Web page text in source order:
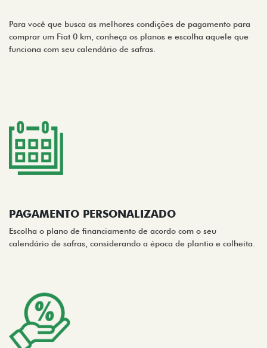
Para você que busca as melhores condições de pagamento para
comprar um Fiat 0 km, conheça os planos e escolha aquele que
funciona com seu calendário de safras.
PAGAMENTO PERSONALIZADO
Escolha o plano de financiamento de acordo com o seu
calendário de safras, considerando a época de plantio e colheita.